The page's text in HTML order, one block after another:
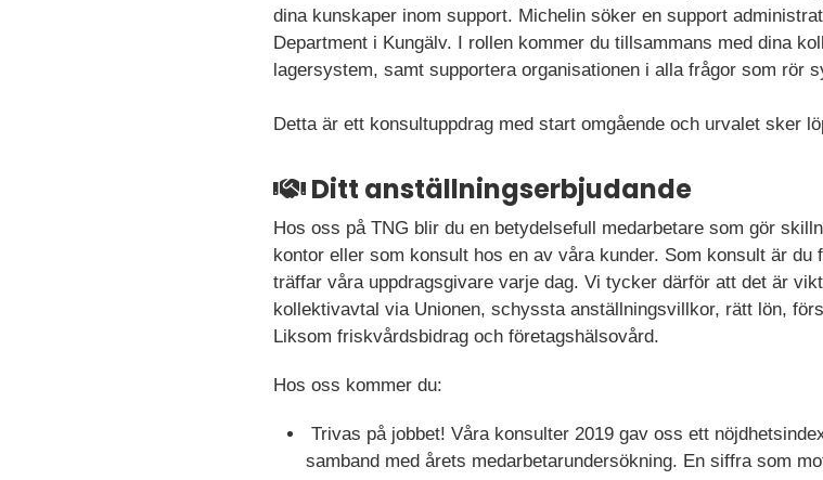
dina kunskaper inom support. Michelin söker en support
Department i Kungälv. I rollen kommer du tillsammans med dina
lagersystem, samt supportera organisationen i alla frågor som rör
Detta är ett konsultuppdrag med start omgående och urvalet sker
Ditt anställningserbjudande
Hos oss på TNG blir du en betydelsefull medarbetare som gör
kontor eller som konsult hos en av våra kunder. Som konsult är
träffar våra uppdragsgivare varje dag. Vi tycker därför att det är
kollektivavtal via Unionen, schyssta anställningsvillkor, rätt lön,
Liksom friskvårdsbidrag och företagshälsovård.
Hos oss kommer du:
Trivas på jobbet! Våra konsulter 2019 gav oss ett
samband med årets medarbetarundersökning. En siffra som